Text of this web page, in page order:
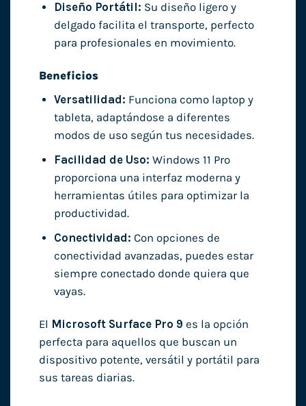
Diseño Portátil: Su diseño ligero y
delgado facilita el transporte, perfecto
para profesionales en movimiento.
Beneficios
Versatilidad: Funciona como laptop y
tableta, adaptándose a diferentes
modos de uso según tus necesidades.
Facilidad de Uso: Windows 11 Pro
proporciona una interfaz moderna y
herramientas útiles para optimizar la
productividad.
Conectividad: Con opciones de
conectividad avanzadas, puedes estar
siempre conectado donde quiera que
vayas.
El Microsoft Surface Pro 9 es la opción
perfecta para aquellos que buscan un
dispositivo potente, versátil y portátil para
sus tareas diarias.